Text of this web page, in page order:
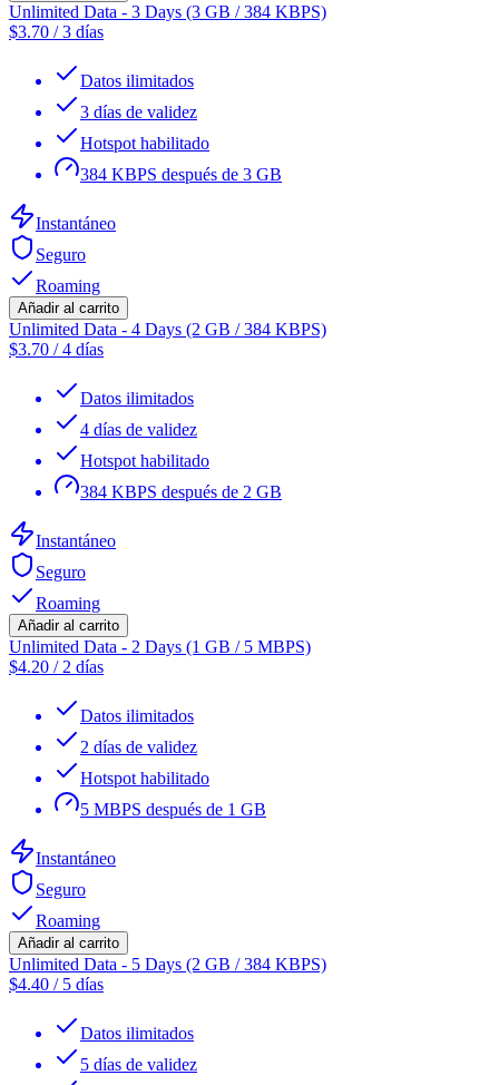
Unlimited Data - 3 Days (3 GB / 384 KBPS)
$3.70 /3 días
Datos ilimitados
3 días de validez
Hotspot habilitado
384 KBPS después de 3 GB
Instantáneo
Seguro
Roaming
Añadir al carrito
Unlimited Data - 4 Days (2 GB / 384 KBPS)
$3.70 /4 días
Datos ilimitados
4 días de validez
Hotspot habilitado
384 KBPS después de 2 GB
Instantáneo
Seguro
Roaming
Añadir al carrito
Unlimited Data - 2 Days (1 GB / 5 MBPS)
$4.20 / 2 días
Datos ilimitados
2 días de validez
Hotspot habilitado
5 MBPS después de 1 GB
Instantáneo
Seguro
Roaming
Añadir al carrito
Unlimited Data - 5 Days (2 GB / 384 KBPS)
$4.40 / 5 días
Datos ilimitados
5 días de validez